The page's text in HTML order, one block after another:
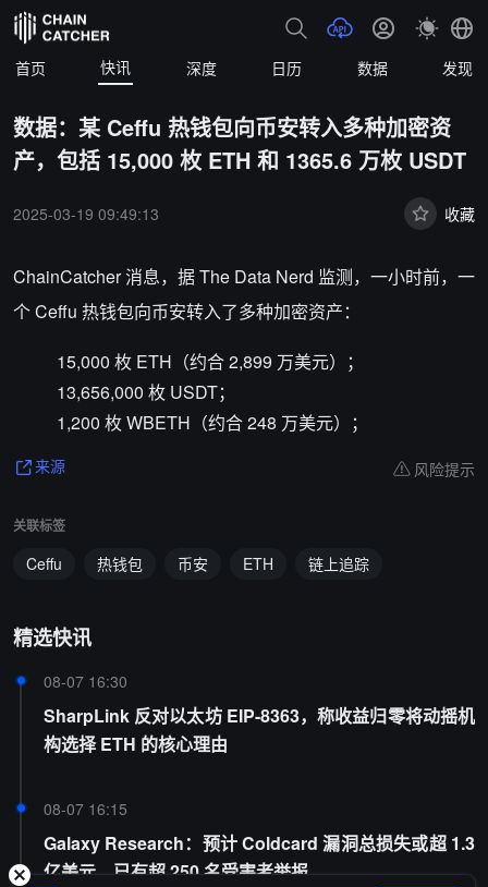
首页 快讯 深度 日历 数据 发现
数据：某 Ceffu 热钱包向币安转入多种加密资
产，包括 15,000 枚 ETH 和 1365.6 万枚 USDT
2025-03-19 09:49:13 收藏
ChainCatcher 消息，据 The Data Nerd 监测，一小时前，一
个 Ceffu 热钱包向币安转入了多种加密资产：
15,000 枚 ETH（约合 2,899 万美元）；
13,656,000 枚 USDT；
1,200 枚 WBETH（约合 248 万美元）；
来源 风险提示
关联标签
Ceffu 热钱包 币安 ETH 链上追踪
精选快讯
08-07 16:30
SharpLink 反对以太坊 EIP-8363，称收益归零将动摇机
构选择 ETH 的核心理由
08-07 16:15
Galaxy Research：预计 Coldcard 漏洞总损失或超 1.3
亿美元，已有超 250 名受害者举报